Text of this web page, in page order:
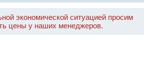
экономической ситуацией просим
цены у наших менеджеров.